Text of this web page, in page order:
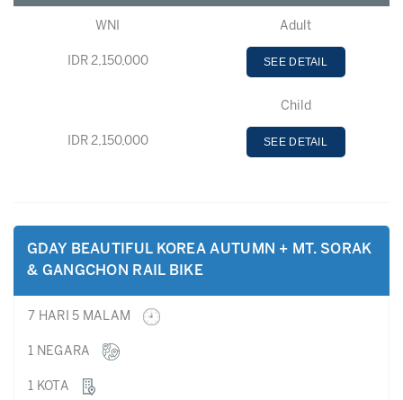
WNI Adult
IDR 2,150,000 SEE DETAIL
Child
IDR 2,150,000 SEE DETAIL
GDAY BEAUTIFUL KOREA AUTUMN + MT. SORAK
& GANGCHON RAIL BIKE
7 HARI 5 MALAM
1 NEGARA
1 KOTA